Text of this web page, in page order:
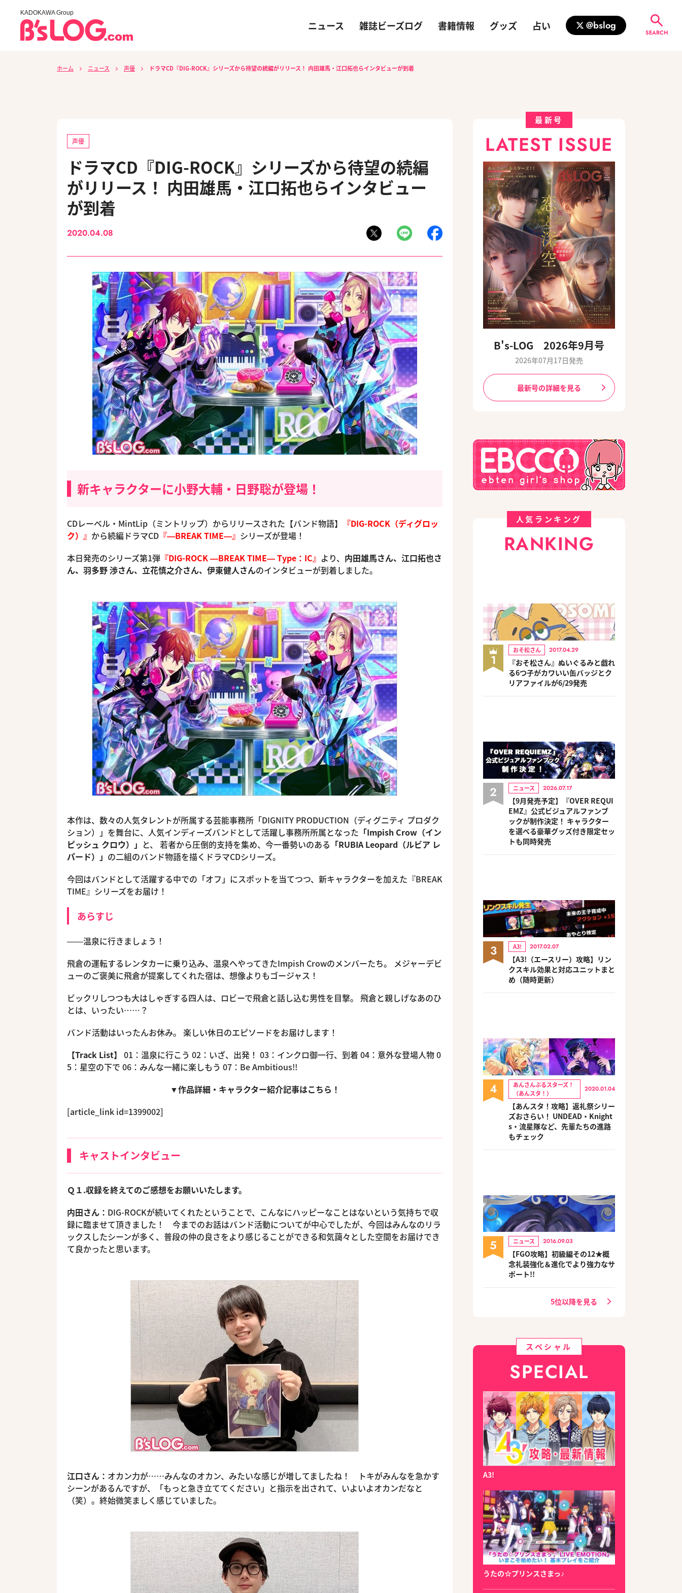
KADOKAWA Group
ニュース 雑誌ビーズログ 書籍情報 グッズ 占い @bslog
SEARCH
ホーム ニュース 声優 ドラマCD『DIG-ROCK』シリーズから待望の続編がリリース！ 内田雄馬・江口拓也らインタビューが到着
声優
ドラマCD『DIG-ROCK』シリーズから待望の続編
がリリース！ 内田雄馬・江口拓也らインタビュー
が到着
2020.04.08
新キャラクターに小野大輔・日野聡が登場！
CDレーベル・MintLip（ミントリップ）からリリースされた【バンド物語】
『DIG-ROCK（ディグロッ
ク）』 から続編ドラマCD 『―BREAK TIME―』 シリーズが登場！
本日発売のシリーズ第1弾 『DIG-ROCK ―BREAK TIME― Type：IC』 より、 内田雄馬さん、江口拓也さ
ん、羽多野 渉さん、立花慎之介さん、伊東健人さんのインタビューが到着しました。
本作は、数々の人気タレントが所属する芸能事務所「DIGNITY PRODUCTION（ディグニティ プロダク
ション）」を舞台に、人気インディーズバンドとして活躍し事務所所属となった 「Impish Crow（イン
ピッシュ クロウ）」 と、 若者から圧倒的支持を集め、今一番勢いのある 「RUBIA Leopard（ルビア レ
パード）」 の二組のバンド物語を描くドラマCDシリーズ。
今回はバンドとして活躍する中での「オフ」にスポットを当てつつ、新キャラクターを加えた『BREAK
TIME』シリーズをお届け！
あらすじ
――温泉に行きましょう！
飛倉の運転するレンタカーに乗り込み、温泉へやってきたImpish Crowのメンバーたち。 メジャーデビ
ューのご褒美に飛倉が提案してくれた宿は、想像よりもゴージャス！
ビックリしつつも大はしゃぎする四人は、ロビーで飛倉と話し込む男性を目撃。 飛倉と親しげなあのひ
とは、いったい……？
バンド活動はいったんお休み。 楽しい休日のエピソードをお届けします！
【Track List】 01：温泉に行こう 02：いざ、出発！ 03：インクロ御一行、到着 04：意外な登場人物 0
5：星空の下で 06：みんな一緒に楽しもう 07：Be Ambitious!!
▼作品詳細・キャラクター紹介記事はこちら！
[article_link id=1399002]
キャストインタビュー
Ｑ１.収録を終えてのご感想をお願いいたします。
内田さん： DIG-ROCKが続いてくれたということで、こんなにハッピーなことはないという気持ちで収
録に臨ませて頂きました！ 今までのお話はバンド活動についてが中心でしたが、今回はみんなのリラ
ックスしたシーンが多く、普段の仲の良さをより感じることができる和気藹々とした空間をお届けでき
て良かったと思います。
江口さん： オカン力が……みんなのオカン、みたいな感じが増してましたね！ トキがみんなを急かす
シーンがあるんですが、「もっと急き立ててください」と指示を出されて、いよいよオカンだなと
（笑）。終始微笑ましく感じていました。
最新号
LATEST ISSUE
B's-LOG 2026年9月号
2026年07月17日発売
最新号の詳細を見る
人気ランキング
RANKING
1
おそ松さん 2017.04.29
『おそ松さん』ぬいぐるみと戯れ
る6つ子がカワいい缶バッジとク
リアファイルが6/29発売
2 ニュース 2026.07.17
【9月発売予定】『OVER REQUI
EMZ』公式ビジュアルファンブ
ックが制作決定！ キャラクター
を選べる豪華グッズ付き限定セッ
トも同時発売
3 A3! 2017.02.07
【A3!（エースリー）攻略】リン
クスキル効果と対応ユニットまと
め（随時更新）
4
あんさんぶるスターズ！
（あんスタ！）
2020.01.04
【あんスタ！攻略】返礼祭シリー
ズおさらい！ UNDEAD・Knight
s・流星隊など、先輩たちの進路
もチェック
5 ニュース 2016.09.03
【FGO攻略】初級編その12★概
念礼装強化＆進化でより強力なサ
ポート!!
5位以降を見る
スペシャル
SPECIAL
A3!
うたの☆プリンスさまっ♪